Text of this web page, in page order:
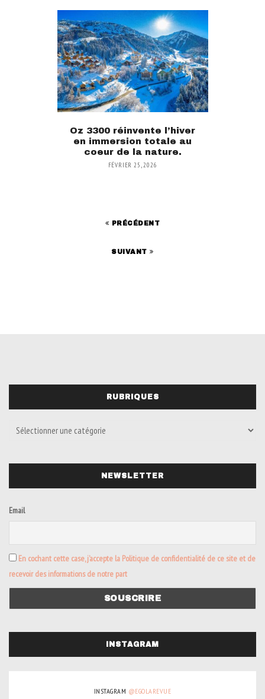
Oz 3300 réinvente l’hiver
en immersion totale au
coeur de la nature.
FÉVRIER 25, 2026
PRÉCÉDENT
SUIVANT
RUBRIQUES
NEWSLETTER
Email
En cochant cette case, j’accepte la Politique de confidentialité de ce site et de
recevoir des informations de notre part
INSTAGRAM
INSTAGRAM @EGOLAREVUE